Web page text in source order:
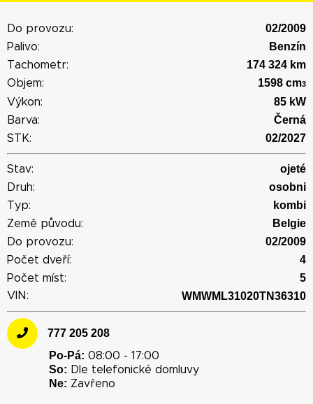
Do provozu: 02/2009
Palivo: Benzín
Tachometr: 174 324 km
Objem: 1598 cm3
Výkon: 85 kW
Barva: Černá
STK: 02/2027
Stav: ojeté
Druh: osobni
Typ: kombi
Země původu: Belgie
Do provozu: 02/2009
Počet dveří: 4
Počet míst: 5
VIN: WMWML31020TN36310
777 205 208
Po-Pá: 08:00 - 17:00
So: Dle telefonické domluvy
Ne: Zavřeno